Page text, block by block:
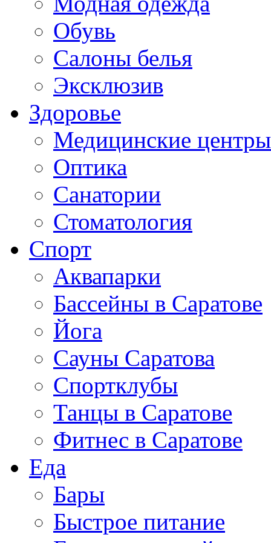
Обувь
Салоны белья
Эксклюзив
Здоровье
Медицинские центры
Оптика
Санатории
Стоматология
Спорт
Аквапарки
Бассейны в Саратове
Йога
Сауны Саратова
Спортклубы
Танцы в Саратове
Фитнес в Саратове
Еда
Бары
Быстрое питание